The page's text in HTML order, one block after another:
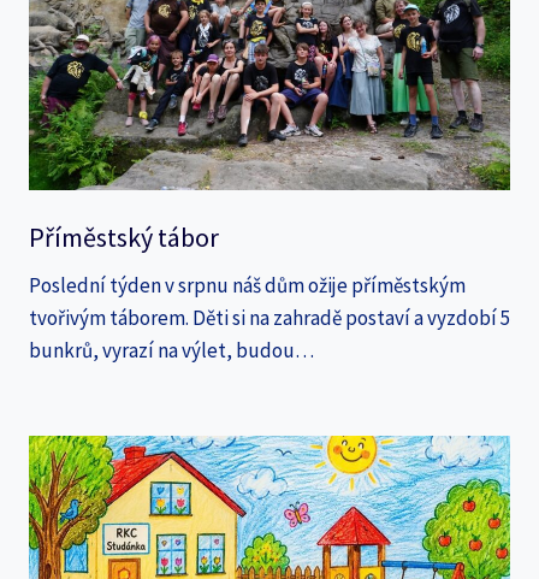
Příměstský tábor
Poslední týden v srpnu náš dům ožije příměstským
tvořivým táborem. Děti si na zahradě postaví a vyzdobí 5
bunkrů, vyrazí na výlet, budou…